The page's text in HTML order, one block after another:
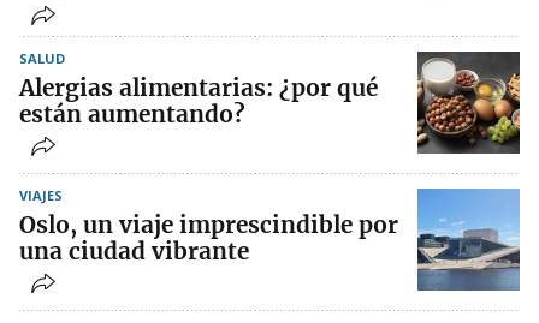
SALUD
Alergias alimentarias: ¿por qué
están aumentando?
VIAJES
Oslo, un viaje imprescindible por
una ciudad vibrante